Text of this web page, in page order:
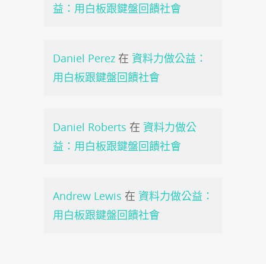
益：用白板跟鍵盤回饋社會
Daniel Perez 在 資料力做公益：
用白板跟鍵盤回饋社會
Daniel Roberts 在 資料力做公
益：用白板跟鍵盤回饋社會
Andrew Lewis 在 資料力做公益：
用白板跟鍵盤回饋社會